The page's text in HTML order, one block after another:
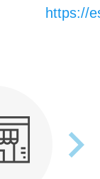
https://